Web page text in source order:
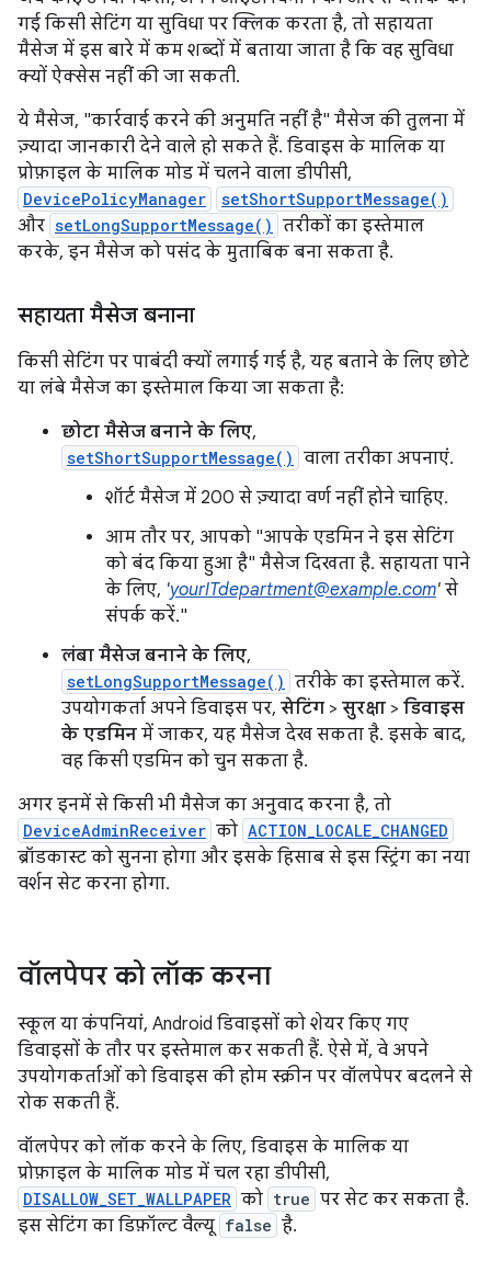
गई किसी सेटिंग या सुविधा पर क्लिक करता है, तो सहायता
मैसेज में इस बारे में कम शब्दों में बताया जाता है कि वह सुविधा
क्यों ऐक्सेस नहीं की जा सकती.
ये मैसेज, "कार्रवाई करने की अनुमति नहीं है" मैसेज की तुलना में
ज़्यादा जानकारी देने वाले हो सकते हैं. डिवाइस के मालिक या
प्रोफ़ाइल के मालिक मोड में चलने वाला डीपीसी,
DevicePolicyManager setShortSupportMessage()
और setLongSupportMessage() तरीकों का इस्तेमाल
करके, इन मैसेज को पसंद के मुताबिक बना सकता है.
सहायता मैसेज बनाना
किसी सेटिंग पर पाबंदी क्यों लगाई गई है, यह बताने के लिए छोटे
या लंबे मैसेज का इस्तेमाल किया जा सकता है:
छोटा मैसेज बनाने के लिए,
setShortSupportMessage() वाला तरीका अपनाएं.
शॉर्ट मैसेज में 200 से ज़्यादा वर्ण नहीं होने चाहिए.
आम तौर पर, आपको "आपके एडमिन ने इस सेटिंग
को बंद किया हुआ है" मैसेज दिखता है. सहायता पाने
के लिए, 'yourITdepartment@example.com' से
संपर्क करें."
लंबा मैसेज बनाने के लिए,
setLongSupportMessage() तरीके का इस्तेमाल करें.
उपयोगकर्ता अपने डिवाइस पर, सेटिंग > सुरक्षा > डिवाइस
के एडमिन में जाकर, यह मैसेज देख सकता है. इसके बाद,
वह किसी एडमिन को चुन सकता है.
अगर इनमें से किसी भी मैसेज का अनुवाद करना है, तो
DeviceAdminReceiver को ACTION_LOCALE_CHANGED
ब्रॉडकास्ट को सुनना होगा और इसके हिसाब से इस स्ट्रिंग का नया
वर्शन सेट करना होगा.
वॉलपेपर को लॉक करना
स्कूल या कंपनियां, Android डिवाइसों को शेयर किए गए
डिवाइसों के तौर पर इस्तेमाल कर सकती हैं. ऐसे में, वे अपने
उपयोगकर्ताओं को डिवाइस की होम स्क्रीन पर वॉलपेपर बदलने से
रोक सकती हैं.
वॉलपेपर को लॉक करने के लिए, डिवाइस के मालिक या
प्रोफ़ाइल के मालिक मोड में चल रहा डीपीसी,
DISALLOW_SET_WALLPAPER को true पर सेट कर सकता है.
इस सेटिंग का डिफ़ॉल्ट वैल्यू false है.